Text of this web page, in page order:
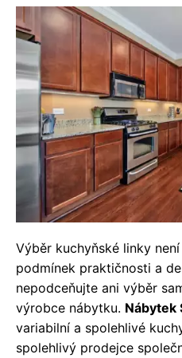
Výběr kuchyňské linky
podmínek praktičnosti a
nepodceňujte ani výběr
výrobce nábytku. Nábytek
variabilní a spolehlivé
spolehlivý prodejce